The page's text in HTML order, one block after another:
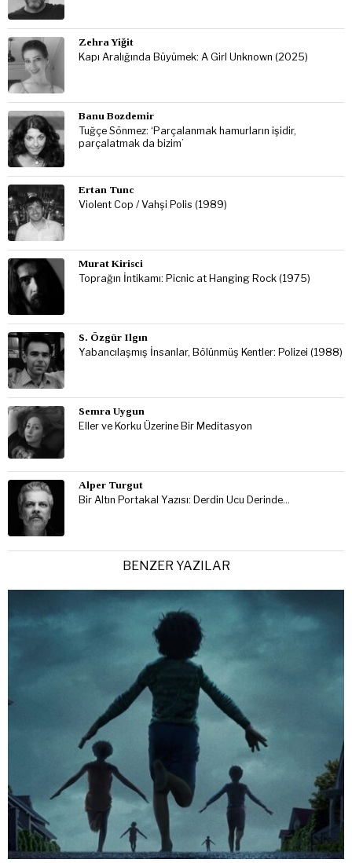
Zehra Yiğit
Kapı Aralığında Büyümek: A Girl Unknown (2025)
Banu Bozdemir
Tuğçe Sönmez: ‘Parçalanmak hamurların işidir,
parçalatmak da bizim’
Ertan Tunc
Violent Cop / Vahşi Polis (1989)
Murat Kirisci
Toprağın İntikamı: Picnic at Hanging Rock (1975)
S. Özgür Ilgın
Yabancılaşmış İnsanlar, Bölünmüş Kentler: Polizei (1988)
Semra Uygun
Eller ve Korku Üzerine Bir Meditasyon
Alper Turgut
Bir Altın Portakal Yazısı: Derdin Ucu Derinde…
BENZER YAZILAR